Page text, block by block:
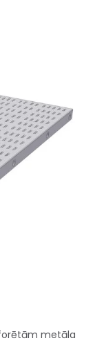
metāla